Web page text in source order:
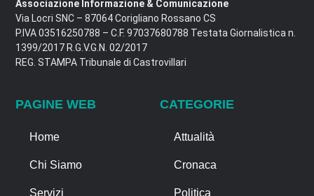
Associazione Informazione & Comunicazione
Via Locri SNC – 87064 Corigliano Rossano CS
P.IVA 03516250788 – C.F. 97037680788 Testata Giornalistica n.
1399/2017 R.G.V.G.N. 02/2017
REG. STAMPA Tribunale di Castrovillari
PAGINE WEB
Home
Chi Siamo
Servizi
CATEGORIE
Attualità
Cronaca
Politica